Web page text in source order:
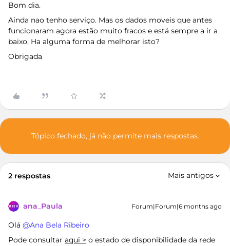
Bom dia.
Ainda nao tenho serviço. Mas os dados moveis que antes
funcionaram agora estão muito fracos e está sempre a ir a
baixo. Ha alguma forma de melhorar isto?
Obrigada
Tópico fechado, já não permite mais respostas.
2 respostas Mais antigos
ana_Paula Forum|Forum|6 months ago
Olá ​ @Ana Bela Ribeiro
Pode consultar aqui > o estado de disponibilidade da rede